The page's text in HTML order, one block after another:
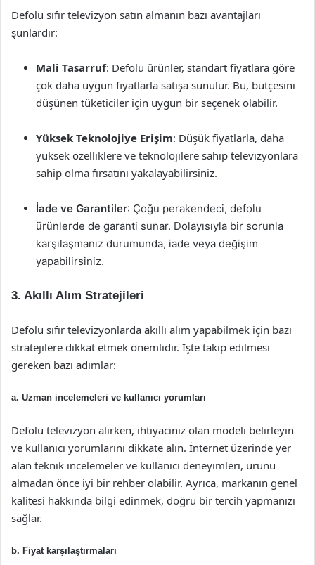
Defolu sıfır televizyon satın almanın bazı avantajları
şunlardır:
Mali Tasarruf: Defolu ürünler, standart fiyatlara göre
çok daha uygun fiyatlarla satışa sunulur. Bu, bütçesini
düşünen tüketiciler için uygun bir seçenek olabilir.
Yüksek Teknolojiye Erişim: Düşük fiyatlarla, daha
yüksek özelliklere ve teknolojilere sahip televizyonlara
sahip olma fırsatını yakalayabilirsiniz.
İade ve Garantiler: Çoğu perakendeci, defolu
ürünlerde de garanti sunar. Dolayısıyla bir sorunla
karşılaşmanız durumunda, iade veya değişim
yapabilirsiniz.
3. Akıllı Alım Stratejileri
Defolu sıfır televizyonlarda akıllı alım yapabilmek için bazı
stratejilere dikkat etmek önemlidir. İşte takip edilmesi
gereken bazı adımlar:
a. Uzman incelemeleri ve kullanıcı yorumları
Defolu televizyon alırken, ihtiyacınız olan modeli belirleyin
ve kullanıcı yorumlarını dikkate alın. İnternet üzerinde yer
alan teknik incelemeler ve kullanıcı deneyimleri, ürünü
almadan önce iyi bir rehber olabilir. Ayrıca, markanın genel
kalitesi hakkında bilgi edinmek, doğru bir tercih yapmanızı
sağlar.
b. Fiyat karşılaştırmaları